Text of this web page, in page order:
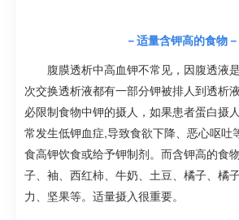
－适量含钾高的食物－
腹膜透析中高血钾不常见，因腹透液
次交换透析液都有一部分钾被排人到透析
必限制食物中钾的摄人，如果患者蛋白摄
常发生低钾血症,导致食欲下降、恶心呕吐
食高钾饮食或给予钾制剂。而含钾高的食
子、袖、西红柿、牛奶、土豆、橘子、橘
力、坚果等。适量摄入很重要。